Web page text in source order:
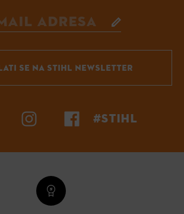
SE NA STIHL NEWSLETTER
#STIHL